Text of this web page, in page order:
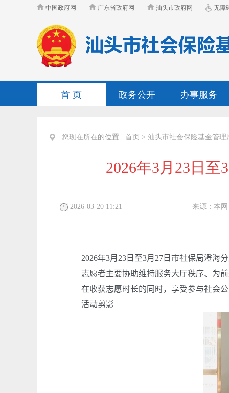
中国政府网 广东省政府网 汕头市政府网 无障
首 页 政务公开 办事服务
您现在所在的位置 : 首页 > 汕头市社会保险基金管理
2026年3月23日
2026-03-20 11:21 来源：本网
2026年3月 23 日至3月 27 日市社保局澄海
志愿者主要协助维持服务大厅秩序、为
在收获志愿时长的同时，享受参与社会公
活动剪影